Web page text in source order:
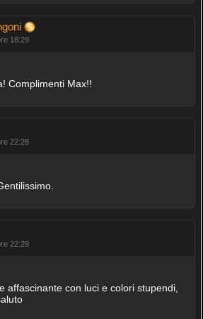
18:29
Complimenti Max!!
22:28
22:29
affascinante con luci e colori stupendi,